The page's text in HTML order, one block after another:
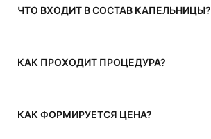
ЧТО ВХОДИТ В СОСТАВ КАПЕЛЬНИЦЫ?
КАК ПРОХОДИТ ПРОЦЕДУРА?
КАК ФОРМИРУЕТСЯ ЦЕНА?